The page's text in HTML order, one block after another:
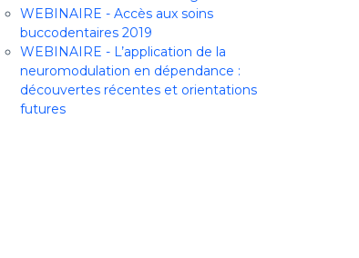
WEBINAIRE - Accès aux soins
buccodentaires 2019
WEBINAIRE - L’application de la
neuromodulation en dépendance :
découvertes récentes et orientations
futures